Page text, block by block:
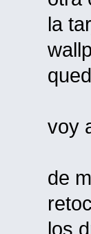
la
voy
de
los